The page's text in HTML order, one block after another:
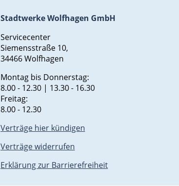
Stadtwerke Wolfhagen GmbH
Servicecenter
Siemensstraße 10,
34466 Wolfhagen
Montag bis Donnerstag:
8.00 - 12.30 | 13.30 - 16.30
Freitag:
8.00 - 12.30
Verträge hier kündigen
Verträge widerrufen
Erklärung zur Barrierefreiheit